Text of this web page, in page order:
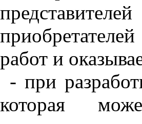
представителей
приобретателей
работ и
- при
которая